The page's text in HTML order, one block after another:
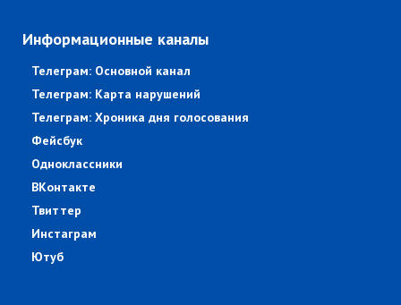
Информационные каналы
Телеграм: Основной канал
Телеграм: Карта нарушений
Телеграм: Хроника дня голосования
Фейсбук
Одноклассники
ВКонтакте
Твиттер
Инстаграм
Ютуб